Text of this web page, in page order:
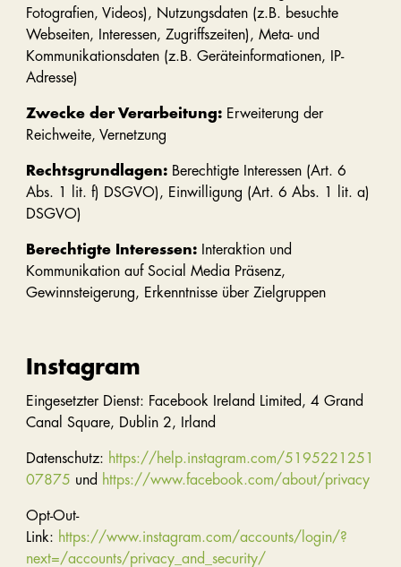
Fotografien, Videos), Nutzungsdaten (z.B. besuchte
Webseiten, Interessen, Zugriffszeiten), Meta- und
Kommunikationsdaten (z.B. Geräteinformationen, IP-
Adresse)
Zwecke der Verarbeitung:Erweiterung der
Reichweite, Vernetzung
Rechtsgrundlagen: Berechtigte Interessen (Art. 6
Abs. 1 lit. f) DSGVO), Einwilligung (Art. 6 Abs. 1 lit. a)
DSGVO)
Berechtigte Interessen:
Interaktion und
Kommunikation auf Social Media Präsenz,
Gewinnsteigerung, Erkenntnisse über Zielgruppen
Instagram
Eingesetzter Dienst: Facebook Ireland Limited, 4 Grand
Canal Square, Dublin 2, Irland
Datenschutz: https://help.instagram.com/5195221251
07875 und https://www.facebook.com/about/privacy
Opt-Out-
Link: https://www.instagram.com/accounts/login/?
next=/accounts/privacy_and_security/